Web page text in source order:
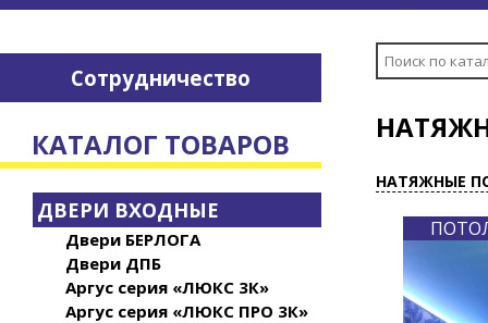
Сотрудничество
КАТАЛОГ ТОВАРОВ
ДВЕРИ ВХОДНЫЕ
Двери БЕРЛОГА
Двери ДПБ
Аргус серия «ЛЮКС 3К»
Аргус серия «ЛЮКС ПРО 3К»
НАТЯЖНЫЕ